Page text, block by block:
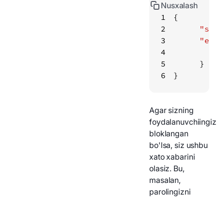
1
2
3
4
5
6
}
Nusxalash
Agar sizning
foydalanuvchiingiz
bloklangan
bo'lsa, siz ushbu
xato xabarini
olasiz. Bu,
masalan,
parolingizni